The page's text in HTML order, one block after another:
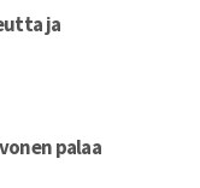
ja
palaa